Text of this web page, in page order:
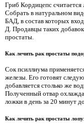
Гриб Кордицепс считается
Собрать в натуральном
БАД, в состав которых
Д. Продавцы таких
простаты.
Как лечить рак простаты
Сок псиллиума
железы. Его готовят
добавляется столько же
Полученный отвар
ложки в день за 20 минут
Как лечить рак простаты